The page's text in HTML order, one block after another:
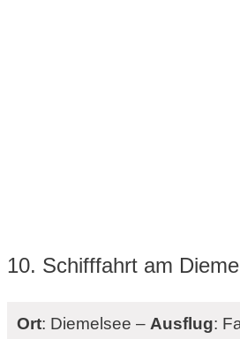
10. Schifffahrt am
Ort: Diemelsee – Ausflug: